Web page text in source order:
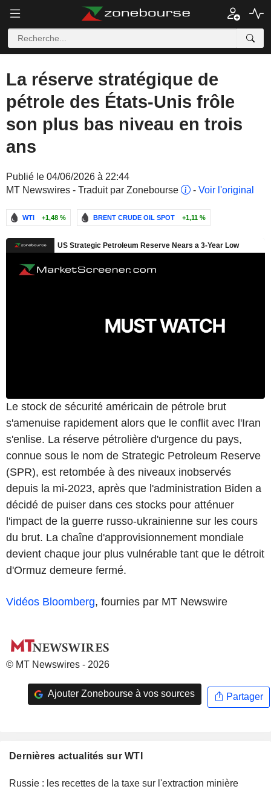
La réserve stratégique de
pétrole des États-Unis frôle
son plus bas niveau en trois
ans
Publié le 04/06/2026 à 22:44
MT Newswires - Traduit par Zonebourse
- Voir l'original
WTI +1,48 % BRENT CRUDE OIL SPOT +1,11 %
Le stock de sécurité américain de pétrole brut
s'amenuise rapidement alors que le conflit avec l'Iran
s'enlise. La réserve pétrolière d'urgence du pays,
connue sous le nom de Strategic Petroleum Reserve
(SPR), est retombée à des niveaux inobservés
depuis la mi-2023, après que l'administration Biden a
décidé de puiser dans ces stocks pour atténuer
l'impact de la guerre russo-ukrainienne sur les cours
du brut. La chaîne d'approvisionnement mondiale
devient chaque jour plus vulnérable tant que le détroit
d'Ormuz demeure fermé.
Vidéos Bloomberg, fournies par MT Newswire
© MT Newswires - 2026
Ajouter Zonebourse à vos sources Partager
Dernières actualités sur WTI
Russie : les recettes de la taxe sur l'extraction minière